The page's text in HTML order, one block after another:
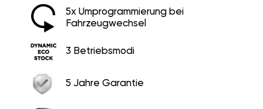
5x Umprogrammierung bei
Fahrzeugwechsel
3 Betriebsmodi
5 Jahre Garantie